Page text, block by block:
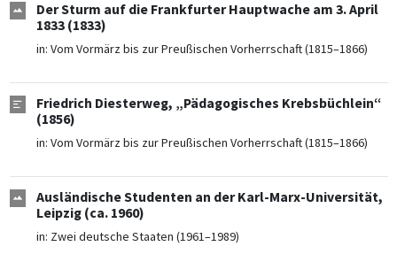
Der Sturm auf die Frankfurter Hauptwache am 3. April
1833 (1833)
in: Vom Vormärz bis zur Preußischen Vorherrschaft (1815–1866)
Friedrich Diesterweg, „Pädagogisches Krebsbüchlein“
(1856)
in: Vom Vormärz bis zur Preußischen Vorherrschaft (1815–1866)
Ausländische Studenten an der Karl-Marx-Universität,
Leipzig (ca. 1960)
in: Zwei deutsche Staaten (1961–1989)